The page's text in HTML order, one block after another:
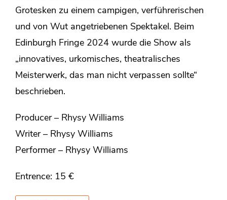
Grotesken zu einem campigen, verführerischen
und von Wut angetriebenen Spektakel. Beim
Edinburgh Fringe 2024 wurde die Show als
„innovatives, urkomisches, theatralisches
Meisterwerk, das man nicht verpassen sollte“
beschrieben.
Producer – Rhysy Williams
Writer – Rhysy Williams
Performer – Rhysy Williams
Entrence: 15 €